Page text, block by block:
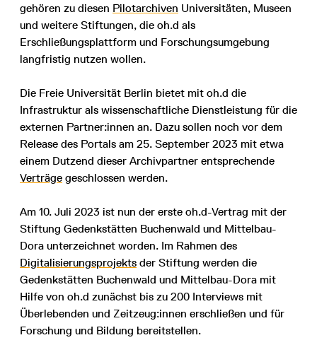
gehören zu diesen Pilotarchiven Universitäten, Museen
und weitere Stiftungen, die oh.d als
Erschließungsplattform und Forschungsumgebung
langfristig nutzen wollen.
Die Freie Universität Berlin bietet mit oh.d die
Infrastruktur als wissenschaftliche Dienstleistung für die
externen Partner:innen an. Dazu sollen noch vor dem
Release des Portals am 25. September 2023 mit etwa
einem Dutzend dieser Archivpartner entsprechende
Verträge geschlossen werden.
Am 10. Juli 2023 ist nun der erste oh.d-Vertrag mit der
Stiftung Gedenkstätten Buchenwald und Mittelbau-
Dora unterzeichnet worden. Im Rahmen des
Digitalisierungsprojekts der Stiftung werden die
Gedenkstätten Buchenwald und Mittelbau-Dora mit
Hilfe von oh.d zunächst bis zu 200 Interviews mit
Überlebenden und Zeitzeug:innen erschließen und für
Forschung und Bildung bereitstellen.